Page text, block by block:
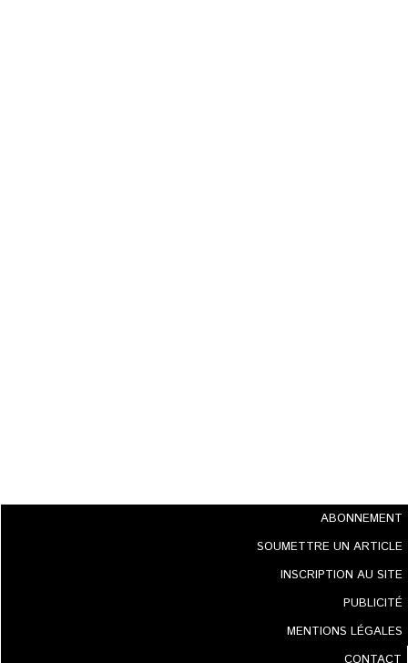
ABONNEMENT
SOUMETTRE UN ARTICLE
INSCRIPTION AU SITE
PUBLICITÉ
MENTIONS LÉGALES